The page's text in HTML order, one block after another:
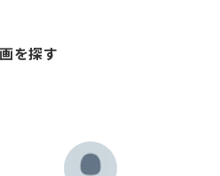
を探す